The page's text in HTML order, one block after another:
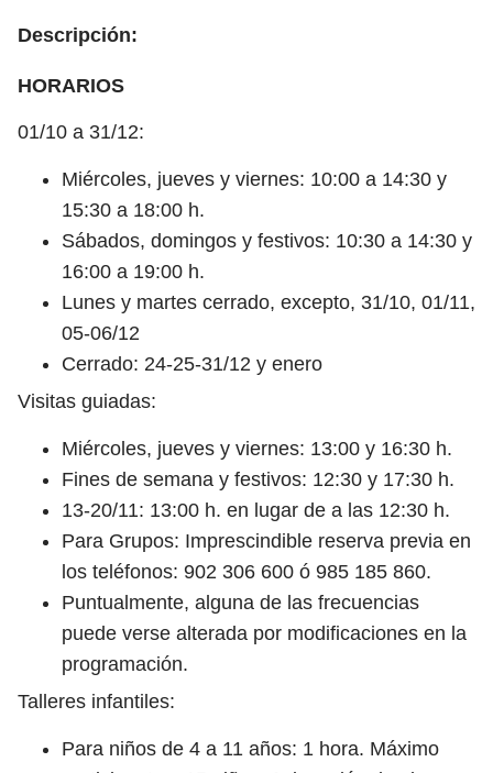
Descripción:
HORARIOS
01/10 a 31/12:
Miércoles, jueves y viernes: 10:00 a 14:30 y
15:30 a 18:00 h.
Sábados, domingos y festivos: 10:30 a 14:30 y
16:00 a 19:00 h.
Lunes y martes cerrado, excepto, 31/10, 01/11,
05-06/12
Cerrado: 24-25-31/12 y enero
Visitas guiadas:
Miércoles, jueves y viernes: 13:00 y 16:30 h.
Fines de semana y festivos: 12:30 y 17:30 h.
13-20/11: 13:00 h. en lugar de a las 12:30 h.
Para Grupos: Imprescindible reserva previa en
los teléfonos: 902 306 600 ó 985 185 860.
Puntualmente, alguna de las frecuencias
puede verse alterada por modificaciones en la
programación.
Talleres infantiles:
Para niños de 4 a 11 años: 1 hora. Máximo